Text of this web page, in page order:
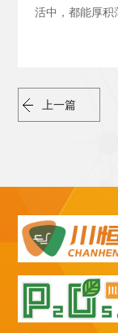
活中，都能厚积
上一篇